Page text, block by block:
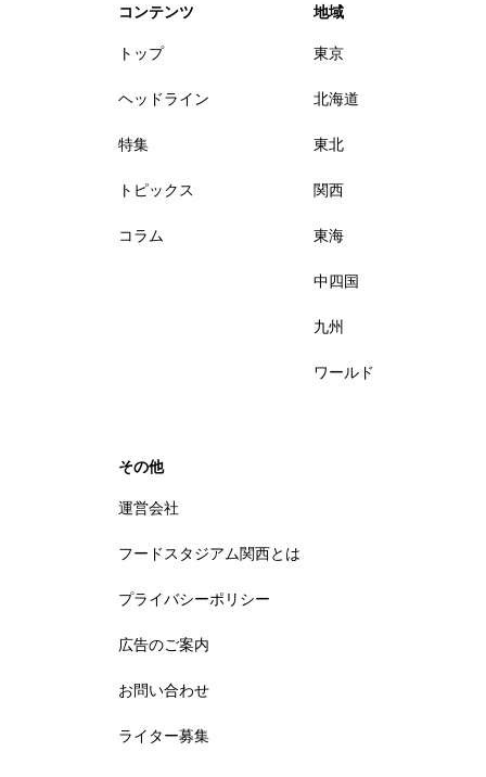
コンテンツ
トップ
ヘッドライン
特集
トピックス
コラム
地域
東京
北海道
東北
関西
東海
中四国
九州
ワールド
その他
運営会社
フードスタジアム関西とは
プライバシーポリシー
広告のご案内
お問い合わせ
ライター募集